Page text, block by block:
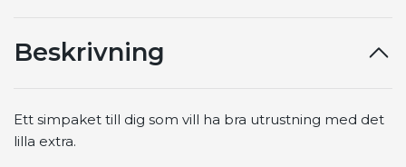
Beskrivning
Ett simpaket till dig som vill ha bra utrustning med det
lilla extra.